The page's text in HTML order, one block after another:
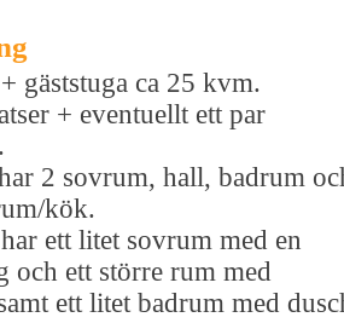
gäststuga ca 25 kvm.
+ eventuellt ett par
2 sovrum, hall, badrum
kök.
ett litet sovrum med en
och ett större rum med
ett litet badrum med